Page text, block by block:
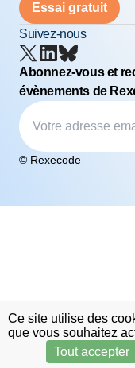
Essai gratuit
Suivez-nous
Abonnez-vous et
évènements de
© Rexecode
Ce site utilise des
que vous souhaitez
Tout accepter